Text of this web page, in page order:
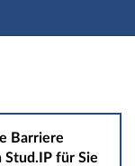
Barriere
für Sie